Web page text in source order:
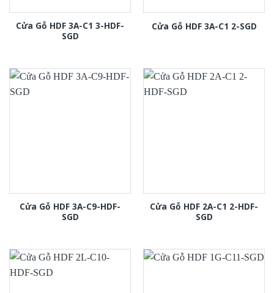
Cửa Gỗ HDF 3A-C1 3-HDF-
SGD
Cửa Gỗ HDF 3A-C1 2-SGD
Cửa Gỗ HDF 3A-C9-HDF-
SGD
Cửa Gỗ HDF 2A-C1 2-HDF-
SGD